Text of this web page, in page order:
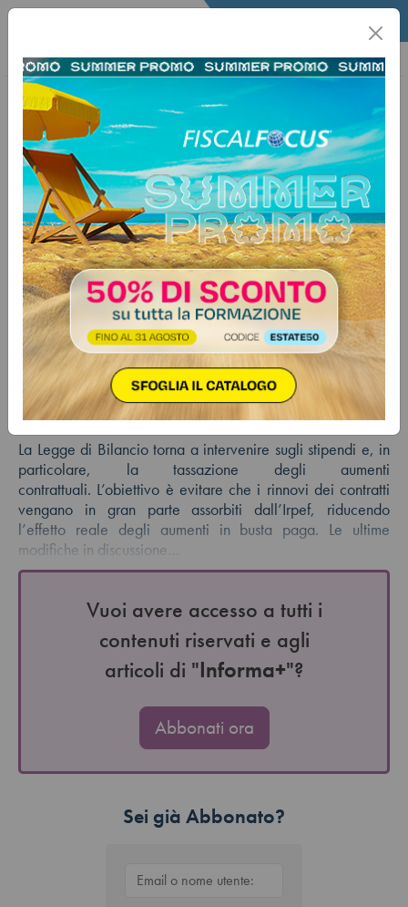
Home Informa+ Informa piu Patronato
15 dicembre 2025
Categorie: Previdenza e lavoro > Patronato
Stipendi e aumenti contrattuali
detassati, le novità della Manovra
Detassazione degli aumenti in busta
paga fino a 35 mila euro, doppia
aliquota e platea più ampia: le
novità della Manovra 2026
Autore:Chiara Aiello
La Legge di Bilancio torna a intervenire sugli stipendi e, in
particolare, la tassazione degli aumenti
contrattuali. L’obiettivo è evitare che i rinnovi dei contratti
vengano in gran parte assorbiti dall’Irpef, riducendo
l’effetto reale degli aumenti in busta paga. Le ultime
modifiche in discussione…
Vuoi avere accesso a tutti i
contenuti riservati e agli
articoli di "Informa+"?
Abbonati ora
Sei già Abbonato?